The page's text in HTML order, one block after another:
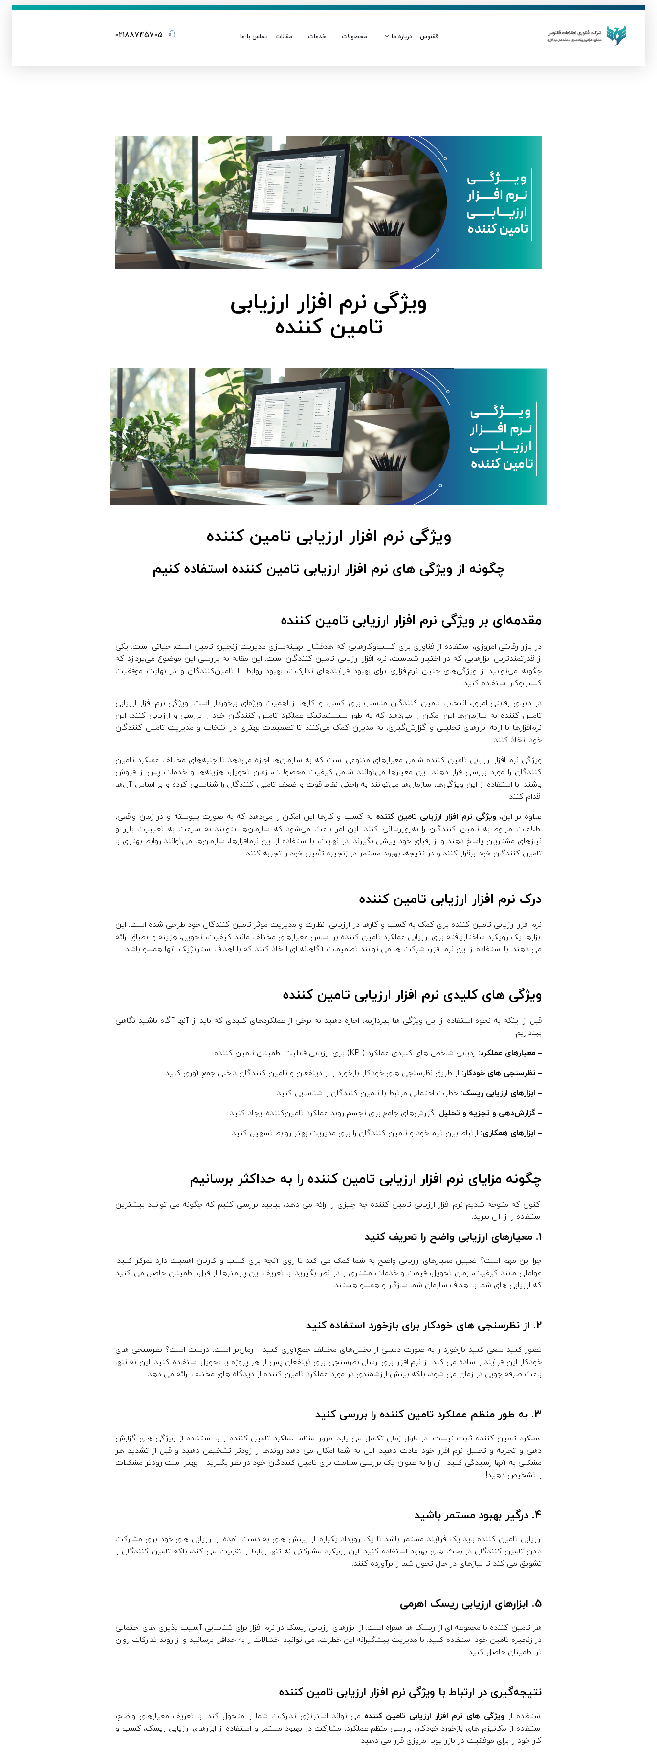
ققنوس درباره ما محصولات خدمات مقالات تماس با ما 02188745705
ی
ت
م
ی
ن
ک
ن
ن
د
ویژگی نرم افزار ارزیابی
تامین کننده
ویژگی نرم افزار ارزیابی تامین کننده
چگونه از ویژگی های نرم افزار ارزیابی تامین کننده استفاده کنیم
مقدمه‌ای بر ویژگی نرم افزار ارزیابی تامین کننده
در بازار رقابتی امروزی، استفاده از فناوری برای کسب‌وکارهایی که هدفشان بهینه‌سازی مدیریت زنجیره تامین است، حیاتی است. یکی
از قدرتمندترین ابزارهایی که در اختیار شماست، نرم افزار ارزیابی تامین کنندگان است. این مقاله به بررسی این موضوع می‌پردازد که
چگونه می‌توانید از ویژگی‌های چنین نرم‌افزاری برای بهبود فرآیندهای تدارکات، بهبود روابط با تامین‌کنندگان و در نهایت موفقیت
کسب‌وکار استفاده کنید.
در دنیای رقابتی امروز، انتخاب تامین کنندگان مناسب برای کسب و کارها از اهمیت ویژه‌ای برخوردار است. ویژگی نرم افزار ارزیابی
تامین کننده به سازمان‌ها این امکان را می‌دهد که به طور سیستماتیک عملکرد تامین کنندگان خود را بررسی و ارزیابی کنند. این
نرم‌افزارها با ارائه ابزارهای تحلیلی و گزارش‌گیری، به مدیران کمک می‌کنند تا تصمیمات بهتری در انتخاب و مدیریت تامین کنندگان
خود اتخاذ کنند.
ویژگی نرم افزار ارزیابی تامین کننده شامل معیارهای متنوعی است که به سازمان‌ها اجازه می‌دهد تا جنبه‌های مختلف عملکرد تامین
کنندگان را مورد بررسی قرار دهند. این معیارها می‌توانند شامل کیفیت محصولات، زمان تحویل، هزینه‌ها و خدمات پس از فروش
باشند. با استفاده از این ویژگی‌ها، سازمان‌ها می‌توانند به راحتی نقاط قوت و ضعف تامین کنندگان را شناسایی کرده و بر اساس آن‌ها
اقدام کنند.
علاوه بر این، ویژگی نرم افزار ارزیابی تامین کننده به کسب و کارها این امکان را می‌دهد که به صورت پیوسته و در زمان واقعی،
اطلاعات مربوط به تامین کنندگان را به‌روزرسانی کنند. این امر باعث می‌شود که سازمان‌ها بتوانند به سرعت به تغییرات بازار و
نیازهای مشتریان پاسخ دهند و از رقبای خود پیشی بگیرند. در نهایت، با استفاده از این نرم‌افزارها، سازمان‌ها می‌توانند روابط بهتری با
تامین کنندگان خود برقرار کنند و در نتیجه، بهبود مستمر در زنجیره تأمین خود را تجربه کنند.
درک نرم افزار ارزیابی تامین کننده
نرم افزار ارزیابی تامین کننده برای کمک به کسب و کارها در ارزیابی، نظارت و مدیریت موثر تامین کنندگان خود طراحی شده است. این
ابزارها یک رویکرد ساختاریافته برای ارزیابی عملکرد تامین کننده بر اساس معیارهای مختلف مانند کیفیت، تحویل، هزینه و انطباق ارائه
می دهند. با استفاده از این نرم افزار، شرکت ها می توانند تصمیمات آگاهانه ای اتخاذ کنند که با اهداف استراتژیک آنها همسو باشد.
ویژگی های کلیدی نرم افزار ارزیابی تامین کننده
قبل از اینکه به نحوه استفاده از این ویژگی ها بپردازیم، اجازه دهید به برخی از عملکردهای کلیدی که باید از آنها آگاه باشید نگاهی
بیندازیم:
– معیارهای عملکرد: ردیابی شاخص های کلیدی عملکرد (KPI) برای ارزیابی قابلیت اطمینان تامین کننده.
– نظرسنجی های خودکار: از طریق نظرسنجی های خودکار بازخورد را از ذینفعان و تامین کنندگان داخلی جمع آوری کنید.
– ابزارهای ارزیابی ریسک: خطرات احتمالی مرتبط با تامین کنندگان را شناسایی کنید.
– گزارش‌دهی و تجزیه و تحلیل: گزارش‌های جامع برای تجسم روند عملکرد تامین‌کننده ایجاد کنید.
– ابزارهای همکاری: ارتباط بین تیم خود و تامین کنندگان را برای مدیریت بهتر روابط تسهیل کنید.
چگونه مزایای نرم افزار ارزیابی تامین کننده را به حداکثر برسانیم
اکنون که متوجه شدیم نرم افزار ارزیابی تامین کننده چه چیزی را ارائه می دهد، بیایید بررسی کنیم که چگونه می توانید بیشترین
استفاده را از آن ببرید.
1. معیارهای ارزیابی واضح را تعریف کنید
چرا این مهم است؟ تعیین معیارهای ارزیابی واضح به شما کمک می کند تا روی آنچه برای کسب و کارتان اهمیت دارد تمرکز کنید.
عواملی مانند کیفیت، زمان تحویل، قیمت و خدمات مشتری را در نظر بگیرید. با تعریف این پارامترها از قبل، اطمینان حاصل می کنید
که ارزیابی های شما با اهداف سازمان شما سازگار و همسو هستند.
2. از نظرسنجی های خودکار برای بازخورد استفاده کنید
تصور کنید سعی کنید بازخورد را به صورت دستی از بخش‌های مختلف جمع‌آوری کنید – زمان‌بر است، درست است؟ نظرسنجی های
خودکار این فرآیند را ساده می کند. از نرم افزار برای ارسال نظرسنجی برای ذینفعان پس از هر پروژه یا تحویل استفاده کنید. این نه تنها
باعث صرفه جویی در زمان می شود، بلکه بینش ارزشمندی در مورد عملکرد تامین کننده از دیدگاه های مختلف ارائه می دهد.
3. به طور منظم عملکرد تامین کننده را بررسی کنید
عملکرد تامین کننده ثابت نیست. در طول زمان تکامل می یابد. مرور منظم عملکرد تامین کننده را با استفاده از ویژگی های گزارش
دهی و تجزیه و تحلیل نرم افزار خود عادت دهید. این به شما امکان می دهد روندها را زودتر تشخیص دهید و قبل از تشدید هر
مشکلی به آنها رسیدگی کنید. آن را به عنوان یک بررسی سلامت برای تامین کنندگان خود در نظر بگیرید – بهتر است زودتر مشکلات
را تشخیص دهید!
4. درگیر بهبود مستمر باشید
ارزیابی تامین کننده باید یک فرآیند مستمر باشد تا یک رویداد یکباره. از بینش های به دست آمده از ارزیابی های خود برای مشارکت
دادن تامین کنندگان در بحث های بهبود استفاده کنید. این رویکرد مشارکتی نه تنها روابط را تقویت می کند، بلکه تامین کنندگان را
تشویق می کند تا نیازهای در حال تحول شما را برآورده کنند.
5. ابزارهای ارزیابی ریسک اهرمی
هر تامین کننده با مجموعه ای از ریسک ها همراه است. از ابزارهای ارزیابی ریسک در نرم افزار برای شناسایی آسیب پذیری های احتمالی
در زنجیره تامین خود استفاده کنید. با مدیریت پیشگیرانه این خطرات، می توانید اختلالات را به حداقل برسانید و از روند تدارکات روان
تر اطمینان حاصل کنید.
نتیجه‌گیری در ارتباط با ویژگی نرم افزار ارزیابی تامین کننده
استفاده از ویژگی های نرم افزار ارزیابی تامین کننده می تواند استراتژی تدارکات شما را متحول کند. با تعریف معیارهای واضح،
استفاده از مکانیزم های بازخورد خودکار، بررسی منظم عملکرد، مشارکت در بهبود مستمر و استفاده از ابزارهای ارزیابی ریسک، کسب و
کار خود را برای موفقیت در بازار پویا امروزی قرار می دهید.